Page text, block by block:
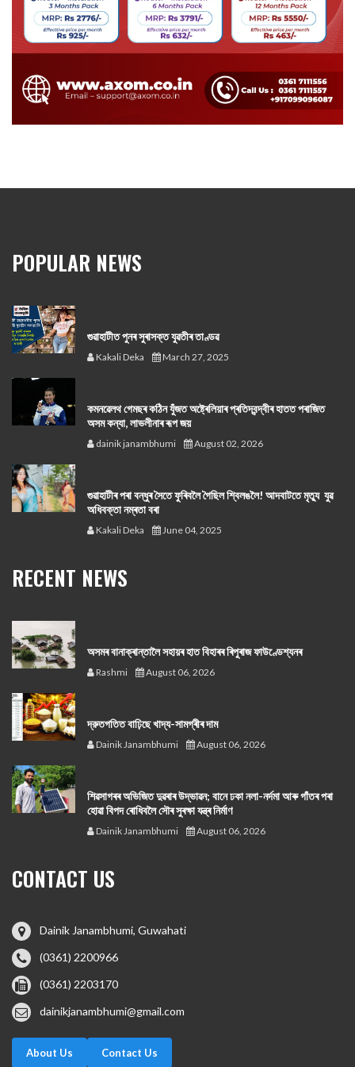
POPULAR NEWS
গুৱাহাটীত পুনৰ সুৰাসক্ত যুৱতীৰ তাণ্ডৱ
Kakali Deka March 27, 2025
কমনৱেলথ গেমছৰ কঠিন যুঁজত অষ্ট্ৰেলিয়াৰ প্ৰতিদ্বন্দ্বীৰ হাতত পৰাজিত
অসম কন্যা, লাভলীনাৰ ৰূপ জয়
dainik janambhumi August 02, 2026
গুৱাহাটীৰ পৰা বন্ধুৰ সৈতে ফুৰিবলৈ গৈছিল শ্বিলঙলৈ! আদবাটতে মৃত্যু যুৱ
অধিবক্তা নম্ৰতা বৰা
Kakali Deka June 04, 2025
RECENT NEWS
অসমৰ বানাক্ৰান্তালৈ সহায়ৰ হাত বিহাৰৰ ৰিপুৰাজ ফাউণ্ডেশ্যনৰ
Rashmi August 06, 2026
দ্রুতগতিত বাঢ়িছে খাদ্য-সামগ্ৰীৰ দাম
Dainik Janambhumi August 06, 2026
শিৱসাগৰৰ অভিজিত দুৱৰাৰ উদ্ভাৱন; বানে ঢকা নলা-নৰ্দমা আৰু গাঁতৰ পৰা
হোৱা বিপদ ৰোধিবলৈ সৌৰ সুৰক্ষা যন্ত্ৰ নিৰ্মাণ
Dainik Janambhumi August 06, 2026
CONTACT US
Dainik Janambhumi, Guwahati
(0361) 2200966
(0361) 2203170
dainikjanambhumi@gmail.com
About Us Contact Us